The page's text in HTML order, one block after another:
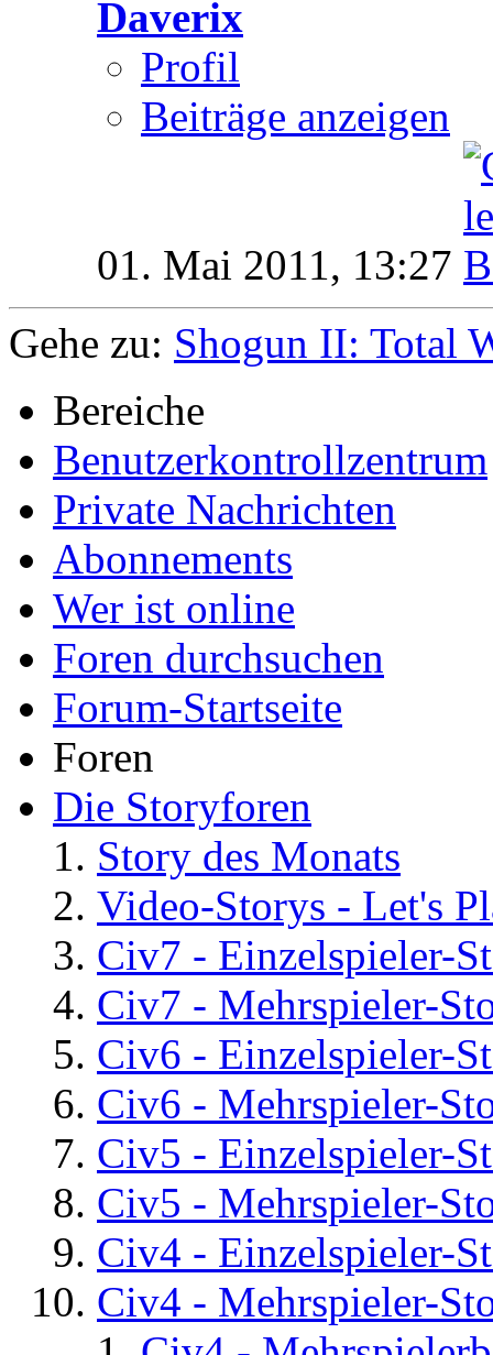
Daverix
Profil
Beiträge anzeigen
01. Mai 2011, 13:27
Gehe zu: Shogun II: Total
Bereiche
Benutzerkontrollzentrum
Private Nachrichten
Abonnements
Wer ist online
Foren durchsuchen
Forum-Startseite
Foren
Die Storyforen
Story des Monats
Video-Storys - Let's
Civ7 - Einzelspieler-
Civ7 - Mehrspieler-
Civ6 - Einzelspieler-
Civ6 - Mehrspieler-
Civ5 - Einzelspieler-
Civ5 - Mehrspieler-
Civ4 - Einzelspieler-
Civ4 - Mehrspieler-